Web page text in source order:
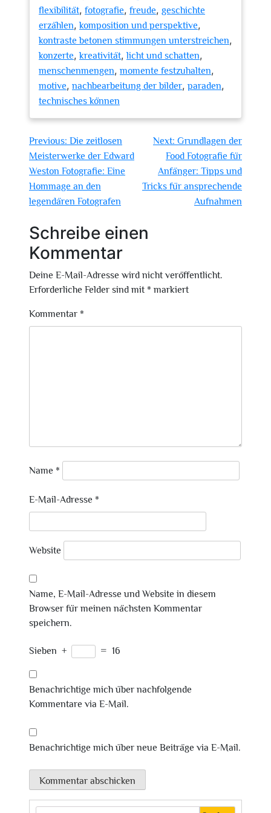
flexibilität, fotografie, freude, geschichte
erzählen,komposition und perspektive,
kontraste betonen stimmungen unterstreichen,
konzerte,kreativität,licht und schatten,
menschenmengen, momente festzuhalten,
motive, nachbearbeitung der bilder, paraden,
technisches können
Beitragsnavigation
Previous: Die zeitlosen
Meisterwerke der Edward
Weston Fotografie: Eine
Hommage an den
legendären Fotografen
Next: Grundlagen der
Food Fotografie für
Anfänger: Tipps und
Tricks für ansprechende
Aufnahmen
Schreibe einen
Kommentar
Deine E-Mail-Adresse wird nicht veröffentlicht.
Erforderliche Felder sind mit * markiert
Kommentar *
Name *
E-Mail-Adresse *
Website
Name, E-Mail-Adresse und Website in diesem
Browser für meinen nächsten Kommentar
speichern.
Sieben + = 16
Benachrichtige mich über nachfolgende
Kommentare via E-Mail.
Benachrichtige mich über neue Beiträge via E-Mail.